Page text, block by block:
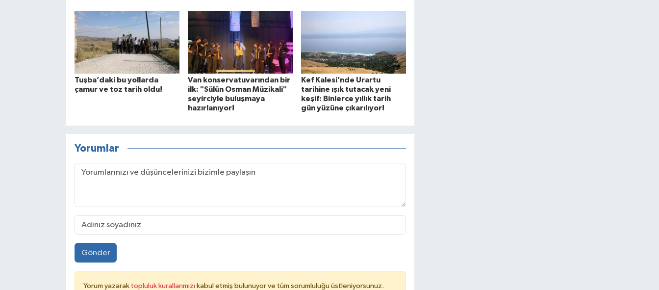
Tuşba’daki bu yollarda
çamur ve toz tarih oldu!
Van konservatuvarından bir
ilk: "Sülün Osman Müzikali"
seyirciyle buluşmaya
hazırlanıyor!
Kef Kalesi’nde Urartu
tarihine ışık tutacak yeni
keşif: Binlerce yıllık tarih
gün yüzüne çıkarılıyor!
Yorumlar
Gönder
Yorum yazarak topluluk kurallarımızı kabul etmiş bulunuyor ve tüm sorumluluğu üstleniyorsunuz.